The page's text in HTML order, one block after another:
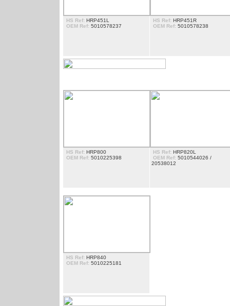
HS Ref: HRP451L
OEM Ref: 5010578237
HS Ref: HRP451R
OEM Ref: 5010578238
HS Ref: HRP800
OEM Ref: 5010225398
HS Ref: HRP820L
OEM Ref: 5010544026 /
20538012
HS Ref: HRP840
OEM Ref: 5010225181